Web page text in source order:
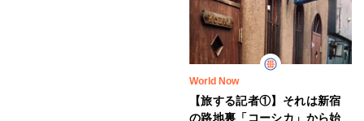
World Now
【旅する記者①】それは新宿
の路地裏「コーシカ」から始